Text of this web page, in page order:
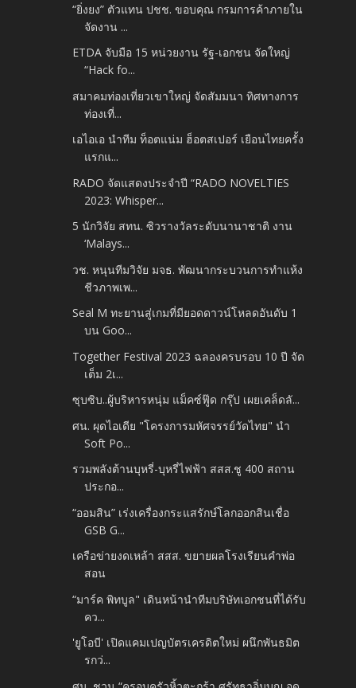
“ยิ่งยง” ตัวแทน ปชช. ขอบคุณ กรมการค้าภายใน
จัดงาน ...
ETDA จับมือ 15 หน่วยงาน รัฐ-เอกชน จัดใหญ่
“Hack fo...
สมาคมท่องเที่ยวเขาใหญ่ จัดสัมมนา ทิศทางการ
ท่องเที่...
เอไอเอ นำทีม ท็อตแน่ม ฮ็อตสเปอร์ เยือนไทยครั้ง
แรกแ...
RADO จัดแสดงประจำปี “RADO NOVELTIES
2023: Whisper...
5 นักวิจัย สทน. ซิวรางวัลระดับนานาชาติ งาน
‘Malays...
วช. หนุนทีมวิจัย มจธ. พัฒนากระบวนการทำแห้ง
ชีวภาพเพ...
Seal M ทะยานสู่เกมที่มียอดดาวน์โหลดอันดับ 1
บน Goo...
Together Festival 2023 ฉลองครบรอบ 10 ปี จัด
เต็ม 2เ...
ซุบซิบ..ผู้บริหารหนุ่ม แม็คซ์ฟู๊ด กรุ๊ป เผยเคล็ดลั...
ศน. ผุดไอเดีย "โครงการมหัศจรรย์วัดไทย" นำ
Soft Po...
รวมพลังต้านบุหรี่-บุหรี่ไฟฟ้า สสส.ชู 400 สถาน
ประกอ...
“ออมสิน” เร่งเครื่องกระแสรักษ์โลกออกสินเชื่อ
GSB G...
เครือข่ายงดเหล้า สสส. ขยายผลโรงเรียนคำพ่อ
สอน
“มาร์ค พิทบูล" เดินหน้านำทีมบริษัทเอกชนที่ได้รับ
คว...
'ยูโอบี'​ เปิดแคมเปญบัตรเครดิตใหม่ ผนึกพันธมิต
รกว่...